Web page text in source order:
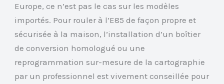
Europe, ce n’est pas le cas sur les modèles
importés. Pour rouler à l’E85 de façon propre et
sécurisée à la maison, l’installation d’un boîtier
de conversion homologué ou une
reprogrammation sur-mesure de la cartographie
par un professionnel est vivement conseillée pour